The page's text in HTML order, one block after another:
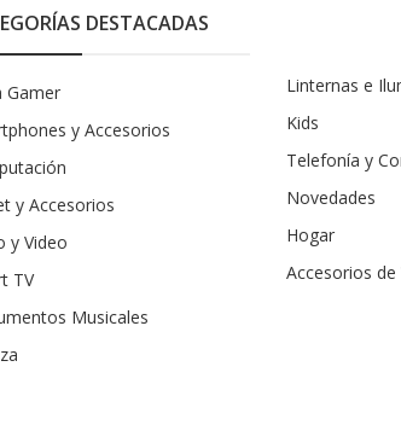
DESTACADAS
Gamer
y Accesorios
y Accesorios
y Video
TV
Musicales
Linternas e
Kids
Telefonía y
Novedades
Hogar
Accesorios de